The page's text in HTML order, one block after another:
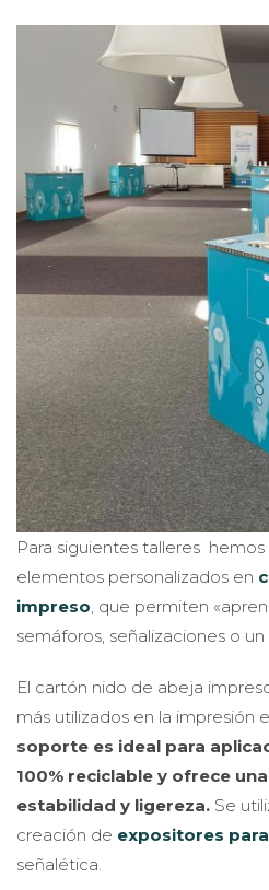
Para siguientes talleres
elementos personalizados en
impreso, que permiten
semáforos, señalizaciones o
El cartón nido de abeja
más utilizados en la impresión
soporte es ideal para
100% reciclable y ofrece
estabilidad y ligereza. Se
creación de expositores
señalética.